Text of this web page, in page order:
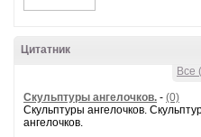
Цитатник
Все
Скульптуры ангелочков. - (0)
Скульптуры ангелочков.
ангелочков.